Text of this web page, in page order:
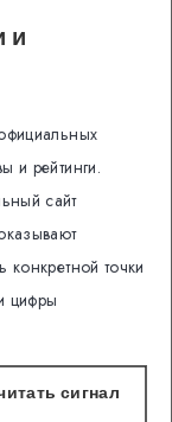
и
и рейтинги.
сайт
конкретной точки
цифры
сигнал